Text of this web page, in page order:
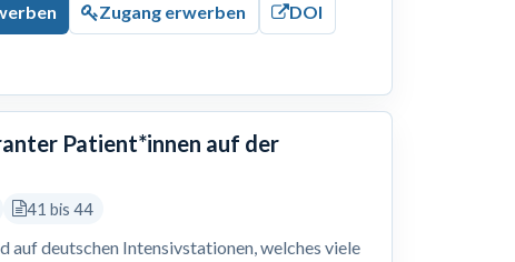
Zugang erwerben DOI
Patient*innen auf der
41 bis 44
deutschen Intensivstationen, welches viele